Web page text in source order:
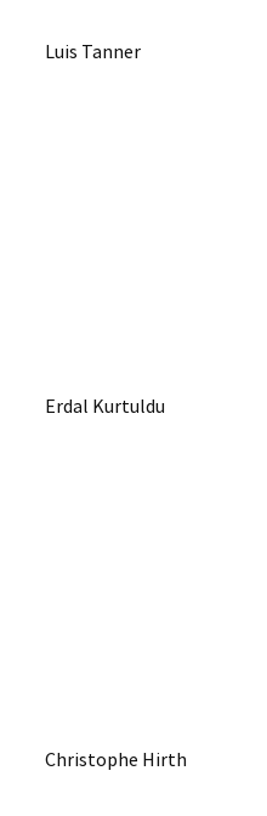
Luis Tanner
Erdal Kurtuldu
Christophe Hirth